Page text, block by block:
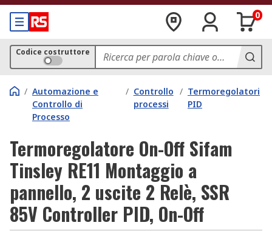
0
Codice costruttore
/ Automazione e
Controllo di
Processo
/ Controllo
processi
/ Termoregolatori
PID
Termoregolatore On-Off Sifam
Tinsley RE11 Montaggio a
pannello, 2 uscite 2 Relè, SSR
85V Controller PID, On-Off